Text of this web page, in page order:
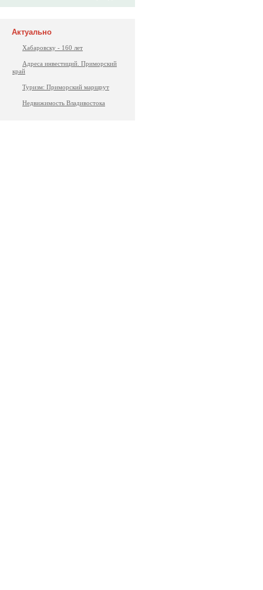
Актуально
Хабаровску - 160 лет
Адреса инвестиций. Приморский
край
Туризм: Приморский маршрут
Недвижимость Владивостока